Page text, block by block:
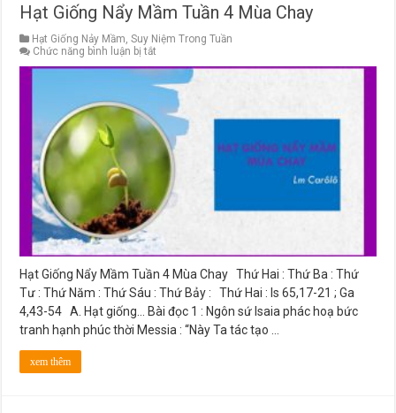
Hạt Giống Nẩy Mầm Tuần 4 Mùa Chay
Hạt Giống Nảy Mầm,Suy Niệm Trong Tuần
Chức năng bình luận bị tắt
Nẩy
Mầm
Tuần
4
Mùa
Chay
Hạt Giống Nẩy Mầm Tuần 4 Mùa Chay Thứ Hai : Thứ Ba : Thứ
Tư : Thứ Năm : Thứ Sáu : Thứ Bảy : Thứ Hai : Is 65,17-21 ; Ga
4,43-54 A. Hạt giống… Bài đọc 1 : Ngôn sứ Isaia phác hoạ bức
tranh hạnh phúc thời Messia : “Này Ta tác tạo …
xem thêm